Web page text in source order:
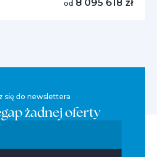
od 8 095 618 zł
się do newslettera
żadnej oferty